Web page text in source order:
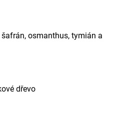
osmanthus, tymián a
dřevo